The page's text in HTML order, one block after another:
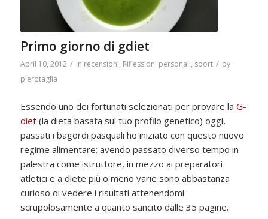
Primo giorno di gdiet
April 10, 2012 / in recensioni, Riflessioni personali, sport / by
pierotaglia
Essendo uno dei fortunati selezionati per provare la G-
diet(la dieta basata sul tuo profilo genetico) oggi,
passati i bagordi pasquali ho iniziato con questo nuovo
regime alimentare: avendo passato diverso tempo in
palestra come istruttore, in mezzo ai preparatori
atletici e a diete più o meno varie sono abbastanza
curioso di vedere i risultati attenendomi
scrupolosamente a quanto sancito dalle 35 pagine.